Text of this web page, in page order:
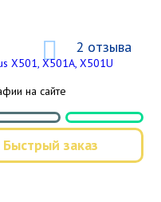
2 отзыва
на сайте
Быстрый заказ